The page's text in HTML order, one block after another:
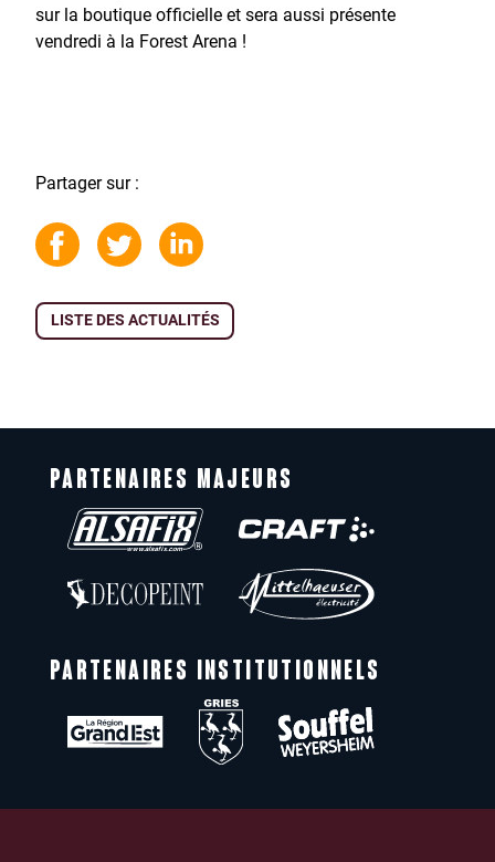
sur la boutique officielle et sera aussi présente
vendredi à la Forest Arena !
Partager sur :
LISTE DES ACTUALITÉS
PARTENAIRES MAJEURS
PARTENAIRES INSTITUTIONNELS